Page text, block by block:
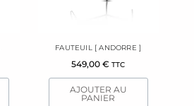
FAUTEUIL [ ANDORRE ]
549,00€ TTC
AJOUTER AU
PANIER